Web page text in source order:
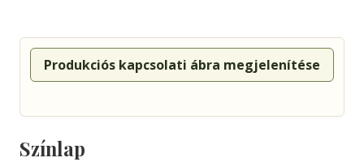
Produkciós kapcsolati ábra megjelenítése
Színlap